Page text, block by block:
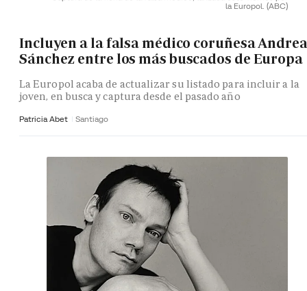
la Europol. (ABC)
Incluyen a la falsa médico coruñesa Andrea
Sánchez entre los más buscados de Europa
La Europol acaba de actualizar su listado para incluir a la
joven, en busca y captura desde el pasado año
Patricia Abet Santiago